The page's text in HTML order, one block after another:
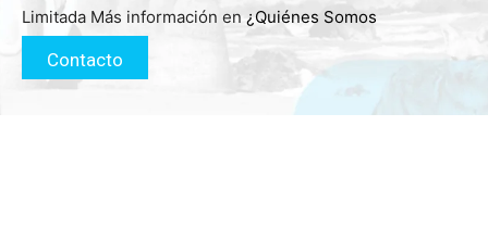
Limitada Más información en ¿Quiénes Somos
Contacto